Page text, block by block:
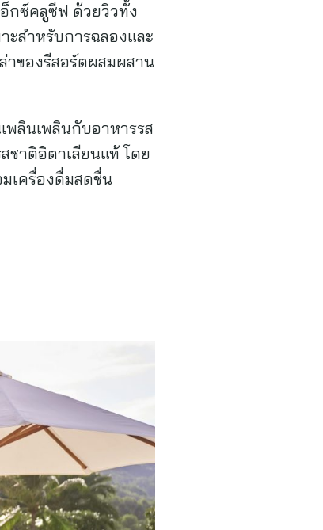
กซ์คลูซีฟ ด้วยวิวทั้ง
ะสำหรับการฉลองและ
าของรีสอร์ตผสมผสาน
พลินเพลินกับอาหารรส
ชาติอิตาเลียนแท้ โดย
เครื่องดื่มสดชื่น